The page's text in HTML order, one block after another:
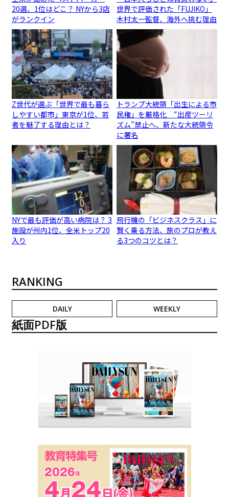
20選、1位はどこ？ NYから3店
がランクイン
世界で評価された「FUJIKO」
木村太一監督、海外へ挑む理由
Z世代が選ぶ「世界で最も暮ら
しやすい都市」東京が1位、若
者を魅了する理由とは？
トランプ大統領「出生による市
民権」を厳格化 “出産ツーリ
ズム”禁止へ、新たな大統領令
に署名
NYで最も評価が高い病院は？ 3
施設が州内1位、全米トップ20
入り
飛行機の「ビジネスクラス」に
賢く乗る方法、旅のプロが教え
る3つのコツとは？
RANKING
DAILY WEEKLY
紙面PDF版